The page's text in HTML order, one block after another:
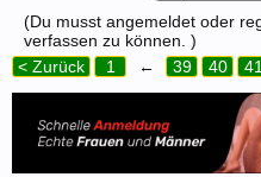
(Du musst angemeldet oder
verfassen zu können. )
< Zurück
1 ← 39 40 41